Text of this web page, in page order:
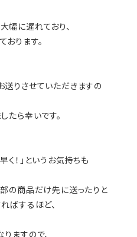
に遅れており、
ります。
りさせていただきますの
たら幸いです。
く！」というお気持ちも
の商品だけ先に送ったりと
ばするほど、
ますので、